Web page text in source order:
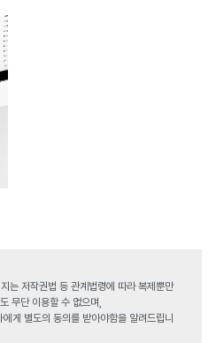
는 저작권법 등 관계법령에 따라 복제뿐만
무단 이용할 수 없으며,
게 별도의 동의를 받아야함을 알려드립니